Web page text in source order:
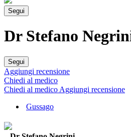
Segui
Dr Stefano
Segui
Aggiungi recensione
Chiedi al medico
Chiedi al medico Aggiungi recensione
Gussago